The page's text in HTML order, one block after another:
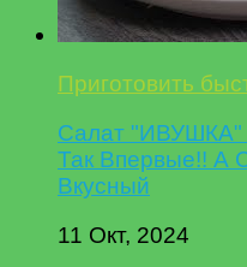
Приготовить
Салат "ИВУШКА"
Так Впервые!! А
Вкусный
11 Окт, 2024